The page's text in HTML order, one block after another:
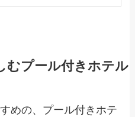
むプール付きホテル
めの、プール付きホテ